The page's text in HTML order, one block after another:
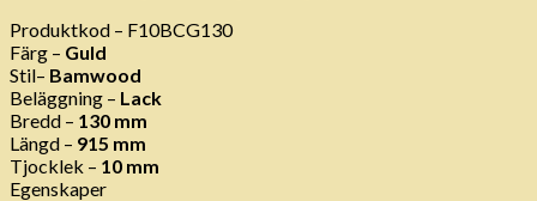
Produktkod – F10BCG130
Färg – Guld
Stil– Bamwood
Beläggning – Lack
Bredd – 130 mm
Längd – 915 mm
Tjocklek – 10 mm
Egenskaper